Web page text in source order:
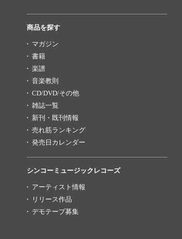
商品を探す
マガジン
書籍
楽譜
音楽教則
CD/DVD/その他
雑誌一覧
新刊・既刊情報
売れ筋ランキング
発売日カレンダー
シンコーミュージックレコーズ
アーティスト情報
リリース作品
デモテープ募集